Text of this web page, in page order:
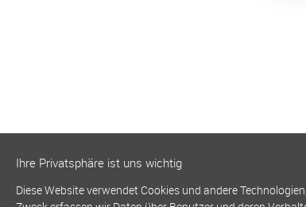
Ihre Privatsphäre ist uns wichtig
Diese Website verwendet Cookies und andere